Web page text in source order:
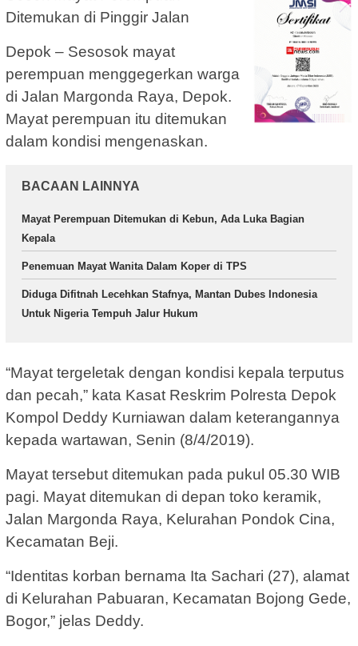
Ditemukan di Pinggir Jalan
Depok – Sesosok mayat
perempuan menggegerkan warga
di Jalan Margonda Raya, Depok.
Mayat perempuan itu ditemukan
dalam kondisi mengenaskan.
BACAAN LAINNYA
Mayat Perempuan Ditemukan di Kebun, Ada Luka Bagian
Kepala
Penemuan Mayat Wanita Dalam Koper di TPS
Diduga Difitnah Lecehkan Stafnya, Mantan Dubes Indonesia
Untuk Nigeria Tempuh Jalur Hukum
“Mayat tergeletak dengan kondisi kepala terputus
dan pecah,” kata Kasat Reskrim Polresta Depok
Kompol Deddy Kurniawan dalam keterangannya
kepada wartawan, Senin (8/4/2019).
Mayat tersebut ditemukan pada pukul 05.30 WIB
pagi. Mayat ditemukan di depan toko keramik,
Jalan Margonda Raya, Kelurahan Pondok Cina,
Kecamatan Beji.
“Identitas korban bernama Ita Sachari (27), alamat
di Kelurahan Pabuaran, Kecamatan Bojong Gede,
Bogor,” jelas Deddy.